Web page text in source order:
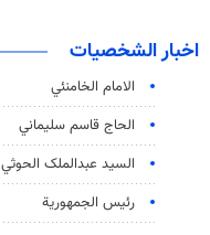
اخبار الشخصيات
الامام الخامنئي
الحاج قاسم سليماني
السید عبدالملک الحوثي
رئيس الجمهورية